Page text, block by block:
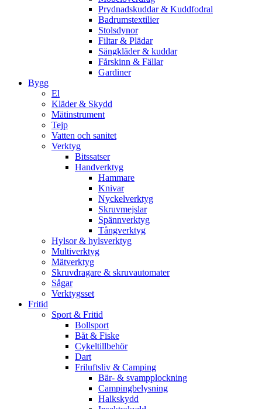
Prydnadskuddar & Kuddfodral
Badrumstextilier
Stolsdynor
Filtar & Plädar
Sängkläder & kuddar
Fårskinn & Fällar
Gardiner
Bygg
El
Kläder & Skydd
Mätinstrument
Tejp
Vatten och sanitet
Verktyg
Bitssatser
Handverktyg
Hammare
Knivar
Nyckelverktyg
Skruvmejslar
Spännverktyg
Tångverktyg
Hylsor & hylsverktyg
Multiverktyg
Mätverktyg
Skruvdragare & skruvautomater
Sågar
Verktygsset
Fritid
Sport & Fritid
Bollsport
Båt & Fiske
Cykeltillbehör
Dart
Friluftsliv & Camping
Bär- & svampplockning
Campingbelysning
Halkskydd